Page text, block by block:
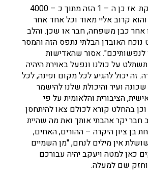
בצורה נבונה ומדויקת. אז כן ה – 1 הזה מתוך כ – 4000
קרוב אליי מאוד וכל אחד אחר
אחר כבן משפחה, חבר או שכן. והלב
האובדן הבלתי נתפס הזה והמסר
לנפשותיכם". אסור שהאדישות
על כולנו ונפעל באוירת היהיה
זה יכול להגיע לכל מקום ופינה, לכל
ועיר והיכולת שלנו להישמר
הציבורית והלאומית על פי
וכן בהחלט קורא לכולם צאו להיתחסן
חבר יקר אהבתי אותך ואת מה שהיית
בן ציון היקרה – ההורים, האחים,
אין מילים לנחם, "מן השמיים
כאן למטה ויעקב יהיה עבורכם
וחזק שם למעלה.